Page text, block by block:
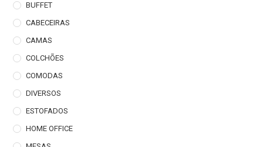
BUFFET
CABECEIRAS
CAMAS
COLCHÕES
COMODAS
DIVERSOS
ESTOFADOS
HOME OFFICE